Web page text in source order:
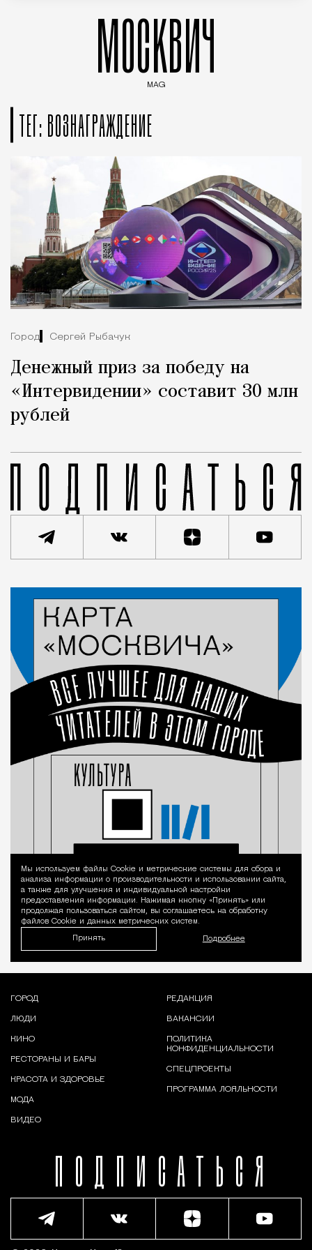
МОСКВИЧ
MAG
ТЕГ: ВОЗНАГРАЖДЕНИЕ
Город Сергей Рыбачук
Денежный приз за победу на
«Интервидении» составит 30 млн
рублей
Уведомление
Мы используем файлы Сookie и метрические системы для сбора и
анализа информации о производительности и использовании сайта,
а также для улучшения и индивидуальной настройки
предоставления информации. Нажимая кнопку «Принять» или
продолжая пользоваться сайтом, вы соглашаетесь на обработку
файлов Cookie и данных метрических систем.
Принять Подробнее
ПОДПИСАТЬСЯ
ГОРОД
ЛЮДИ
КИНО
РЕСТОРАНЫ И БАРЫ
КРАСОТА И ЗДОРОВЬЕ
МОДА
ВИДЕО
РЕДАКЦИЯ
ВАКАНСИИ
ПОЛИТИКА
КОНФИДЕНЦИАЛЬНОСТИ
СПЕЦПРОЕКТЫ
ПРОГРАММА ЛОЯЛЬНОСТИ